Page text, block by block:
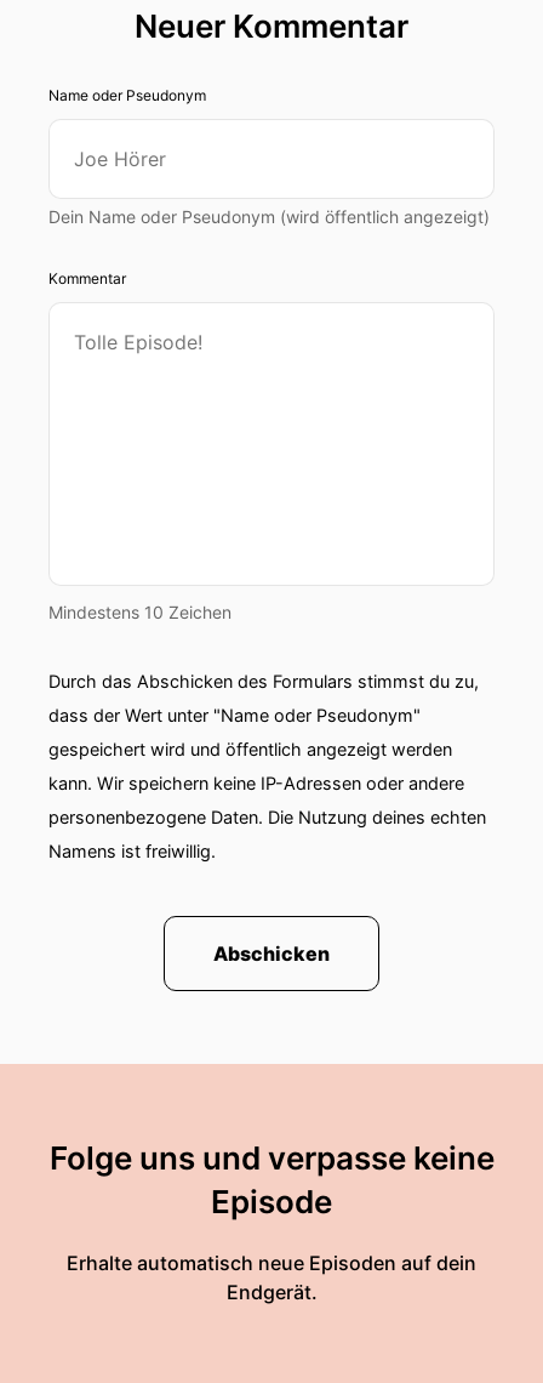
Neuer Kommentar
Name oder Pseudonym
Dein Name oder Pseudonym (wird öffentlich angezeigt)
Kommentar
Mindestens 10 Zeichen
Durch das Abschicken des Formulars stimmst du zu,
dass der Wert unter "Name oder Pseudonym"
gespeichert wird und öffentlich angezeigt werden
kann. Wir speichern keine IP-Adressen oder andere
personenbezogene Daten. Die Nutzung deines echten
Namens ist freiwillig.
Abschicken
Folge uns und verpasse keine
Episode
Erhalte automatisch neue Episoden auf dein
Endgerät.